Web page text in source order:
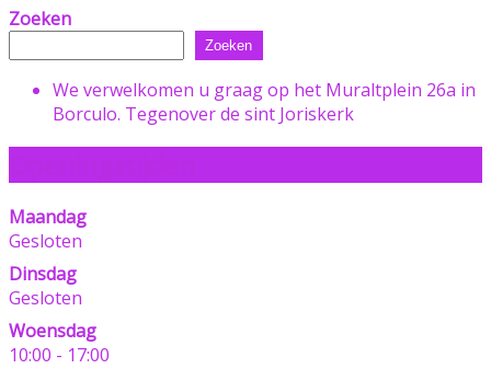
Zoeken
Zoeken
We verwelkomen u graag op het Muraltplein 26a in
Borculo. Tegenover de sint Joriskerk
Maandag
Gesloten
Dinsdag
Gesloten
Woensdag
10:00 - 17:00